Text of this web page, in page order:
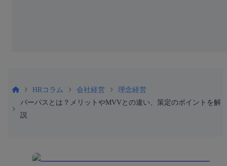
HRコラム 会社経営
理念経営
パーパスとは？メリットやMVVとの違い、策定のポイントを解
説